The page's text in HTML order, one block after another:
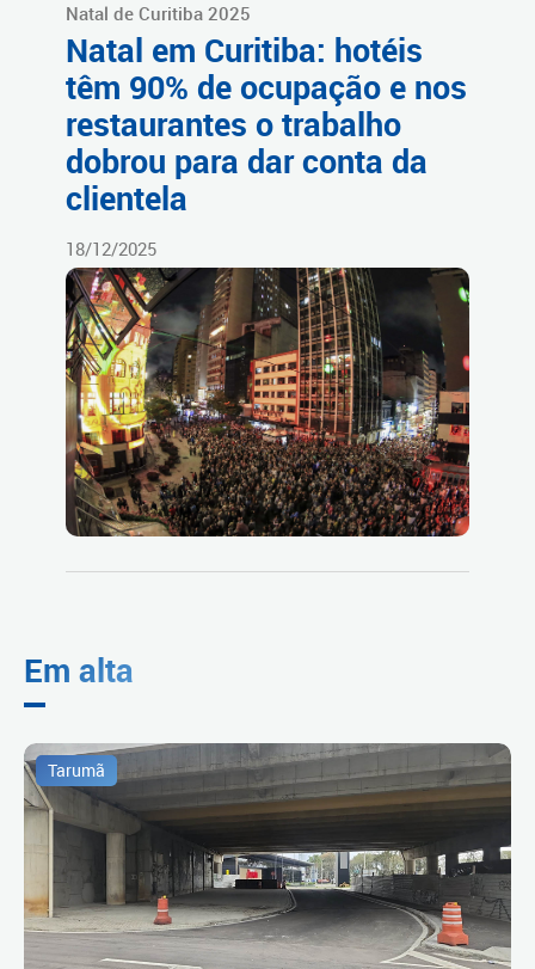
Natal de Curitiba 2025
Natal em Curitiba: hotéis
têm 90% de ocupação e nos
restaurantes o trabalho
dobrou para dar conta da
clientela
18/12/2025
Em alta
Tarumã